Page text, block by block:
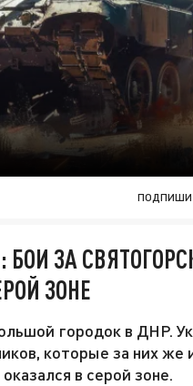
ЗА
ЗОНЕ
городок в ДНР.
которые за них же
в серой зоне.